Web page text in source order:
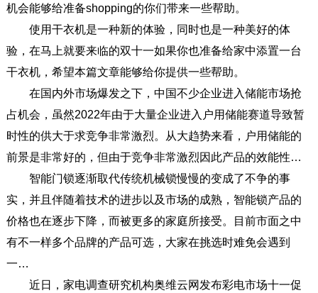
机会能够给准备shopping的你们带来一些帮助。
使用干衣机是一种新的体验，同时也是一种美好的体
验，在马上就要来临的双十一如果你也准备给家中添置一台
干衣机，希望本篇文章能够给你提供一些帮助。
在国内外市场爆发之下，中国不少企业进入储能市场抢
占机会，虽然2022年由于大量企业进入户用储能赛道导致暂
时性的供大于求竞争非常激烈。从大趋势来看，户用储能的
前景是非常好的，但由于竞争非常激烈因此产品的效能性…
智能门锁逐渐取代传统机械锁慢慢的变成了不争的事
实，并且伴随着技术的进步以及市场的成熟，智能锁产品的
价格也在逐步下降，而被更多的家庭所接受。目前市面之中
有不一样多个品牌的产品可选，大家在挑选时难免会遇到
一…
近日，家电调查研究机构奥维云网发布彩电市场十一促